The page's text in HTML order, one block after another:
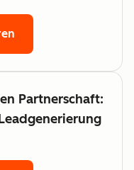
Partnerschaft: